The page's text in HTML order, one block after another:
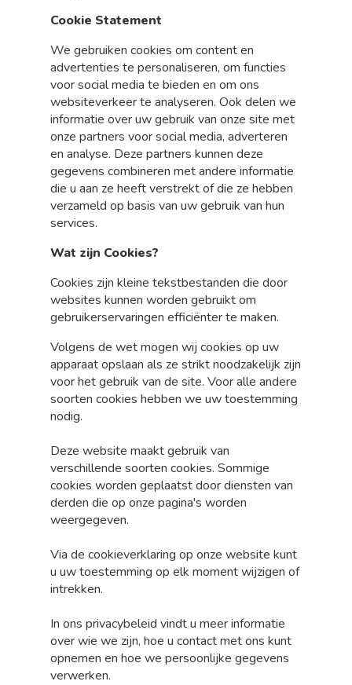
Cookie Statement
We gebruiken cookies om content en
advertenties te personaliseren, om functies
voor social media te bieden en om ons
websiteverkeer te analyseren. Ook delen we
informatie over uw gebruik van onze site met
onze partners voor social media, adverteren
en analyse. Deze partners kunnen deze
gegevens combineren met andere informatie
die u aan ze heeft verstrekt of die ze hebben
verzameld op basis van uw gebruik van hun
services.
Wat zijn Cookies?
Cookies zijn kleine tekstbestanden die door
websites kunnen worden gebruikt om
gebruikerservaringen efficiënter te maken.
Volgens de wet mogen wij cookies op uw
apparaat opslaan als ze strikt noodzakelijk zijn
voor het gebruik van de site. Voor alle andere
soorten cookies hebben we uw toestemming
nodig.
Deze website maakt gebruik van
verschillende soorten cookies. Sommige
cookies worden geplaatst door diensten van
derden die op onze pagina's worden
weergegeven.
Via de cookieverklaring op onze website kunt
u uw toestemming op elk moment wijzigen of
intrekken.
In ons privacybeleid vindt u meer informatie
over wie we zijn, hoe u contact met ons kunt
opnemen en hoe we persoonlijke gegevens
verwerken.